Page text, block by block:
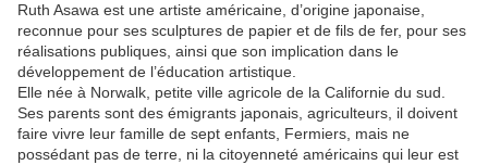
Ruth Asawa est une artiste américaine, d’origine japonaise,
reconnue pour ses sculptures de papier et de fils de fer, pour ses
réalisations publiques, ainsi que son implication dans le
développement de l’éducation artistique.
Elle née à Norwalk, petite ville agricole de la Californie du sud.
Ses parents sont des émigrants japonais, agriculteurs, il doivent
faire vivre leur famille de sept enfants, Fermiers, mais ne
possédant pas de terre, ni la citoyenneté américains qui leur est